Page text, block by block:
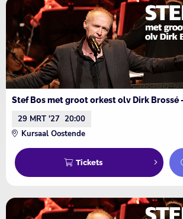
Stef Bos met groot orkest olv Dirk Brossé
29 MRT '27 20:00
Kursaal Oostende
Tickets